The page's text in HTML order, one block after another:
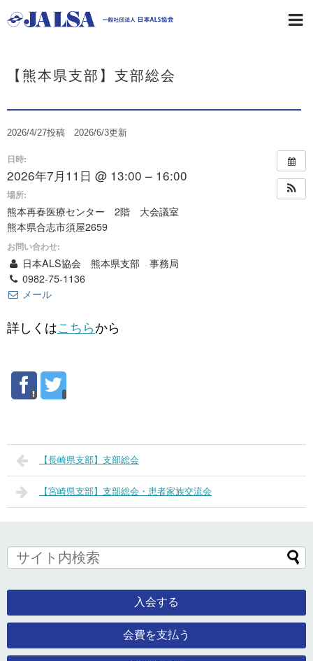
【熊本県支部】支部総会
2026/4/27投稿 2026/6/3更新
日時:
2026年7月11日 @ 13:00 – 16:00
場所:
熊本再春医療センター 2階 大会議室
熊本県合志市須屋2659
お問い合わせ:
日本ALS協会 熊本県支部 事務局
0982-75-1136
メール
詳しくはこちらから
【長崎県支部】支部総会
【宮崎県支部】支部総会・患者家族交流会
入会する
会費を支払う